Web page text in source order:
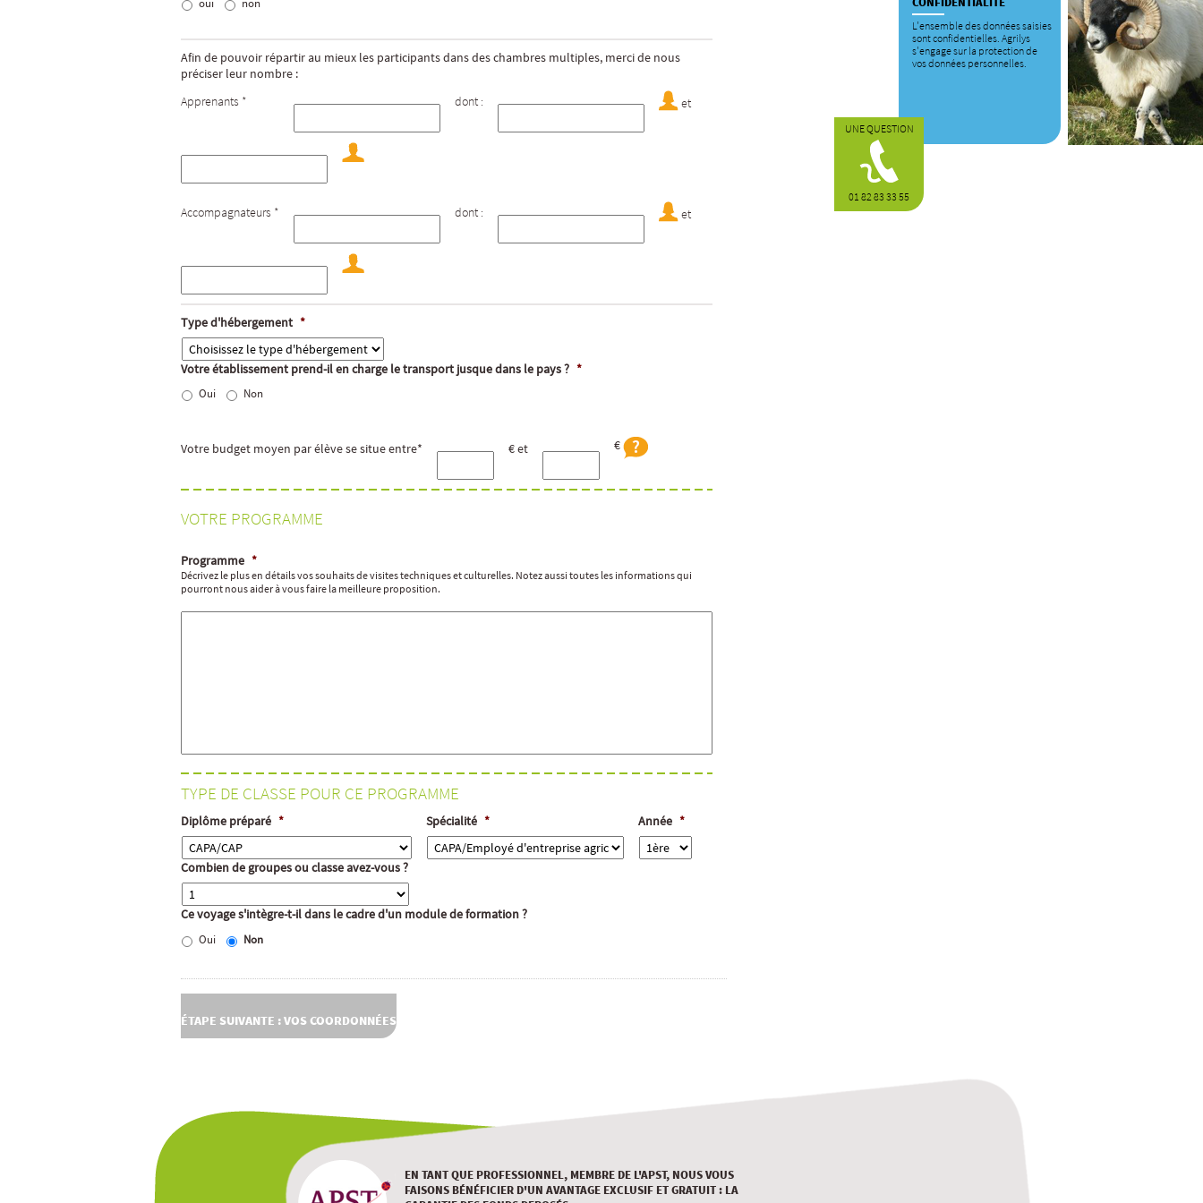
oui non
Afin de pouvoir répartir au mieux les participants dans des chambres multiples, merci de nous
préciser leur nombre :
Apprenants *
dont : et
Accompagnateurs * dont : et
Type d'hébergement *
Votre établissement prend-il en charge le transport jusque dans le pays ? *
Oui Non
Votre budget moyen par élève se situe entre* € et €
VOTRE PROGRAMME
Programme *
Décrivez le plus en détails vos souhaits de visites techniques et culturelles. Notez aussi toutes les informations qui
pourront nous aider à vous faire la meilleure proposition.
TYPE DE CLASSE POUR CE PROGRAMME
Diplôme préparé * Spécialité * Année *
Combien de groupes ou classe avez-vous ?
Ce voyage s'intègre-t-il dans le cadre d'un module de formation ?
Oui Non
L'ensemble des données saisies
sont confidentielles. Agrilys
s'engage sur la protection de
vos données personnelles.
UNE QUESTION
01 82 83 33 55
EN TANT QUE PROFESSIONNEL, MEMBRE DE L'APST, NOUS VOUS
FAISONS BÉNÉFICIER D'UN AVANTAGE EXCLUSIF ET GRATUIT : LA